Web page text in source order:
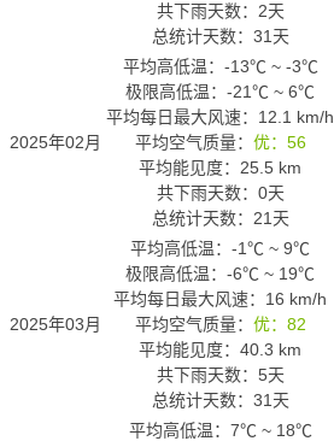
共下雨天数：2天
总统计天数：31天
2025年02月
平均高低温： -13℃ ~ -3℃
极限高低温： -21℃ ~ 6℃
平均每日最大风速：12.1 km/h
平均空气质量： 优：56
平均能见度：25.5 km
共下雨天数：0天
总统计天数：21天
2025年03月
平均高低温： -1℃ ~ 9℃
极限高低温： -6℃ ~ 19℃
平均每日最大风速：16 km/h
平均空气质量： 优：82
平均能见度：40.3 km
共下雨天数：5天
总统计天数：31天
平均高低温： 7℃ ~ 18℃